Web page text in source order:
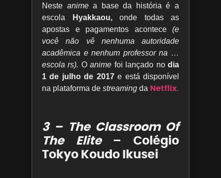
Neste animea base da história é a
escola
Hyakkaou,onde todas as
apostas e pagamentos acontece (e
você não vê nenhuma autoridade
acadêmica e nenhum professor na …
escola rs). Oanime foi lançado nodia
1 de julho de 2017e está disponível
na plataforma de streaming da Netflix.
3 – The Classroom Of
The Elite– Colégio
Tokyo Koudo Ikusei